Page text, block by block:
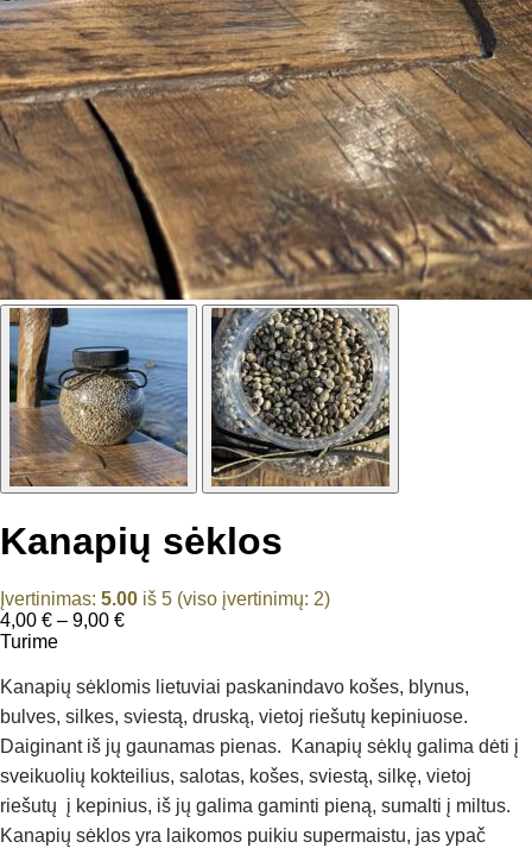
Kanapių sėklos
Įvertinimas: 5.00 iš 5 (viso įvertinimų: 2)
4,00 € – 9,00 €Price
through
9,00 €
Turime
Kanapių sėklomis lietuviai paskanindavo košes, blynus,
bulves, silkes, sviestą, druską, vietoj riešutų kepiniuose.
Daiginant iš jų gaunamas pienas. Kanapių sėklų galima dėti į
sveikuolių kokteilius, salotas, košes, sviestą, silkę, vietoj
riešutų į kepinius, iš jų galima gaminti pieną, sumalti į miltus.
Kanapių sėklos yra laikomos puikiu supermaistu, jas ypač